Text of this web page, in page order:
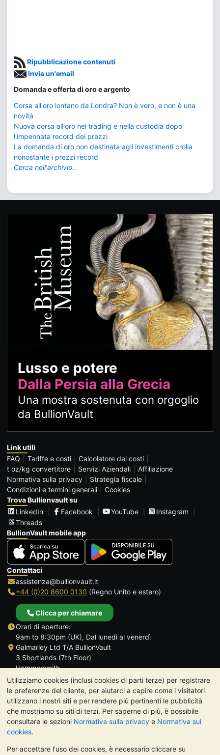
Utilizziamo cookies (inclusi cookies di parti terze) per registrare
le preferenze del cliente, per aiutarci a capire come i visitatori
utilizzano i nostri siti e per rendere più pertinenti le pubblicità
che mostriamo su siti di terzi. Per saperne di più, è possibile
consultare le sezioni Normativa sulla privacy e Normativa sui
cookies.
Per accettare l'uso dei cookies, è necessario cliccare su
Ripubblicazione contenuti
Invia un'email
Domanda e offerta di oro e argento
Corsa all'oro lontano da Londra? Non è vero, e non è una
novità
Nuova corsa all'oro nel trading e nella custodia dopo
l'impennata record dei prezzi
La domanda di oro non destinata agli investimenti crolla
nonostante i prezzi record
Cerca nell'archivio...
Lusso e potere
Dalla Persia alla Grecia
Una mostra sostenuta con orgoglio
da BullionVault
Link utili
FAQ
Tariffe e costi
Calcolatore dei costi
t oz/kg convertitore
Servizi Aziendali
Affiliazione
Normativa sulla privacy
Strategia fiscale
Condizioni e termini generali
Cookies
Trova Bullionvault su
LinkedIn
Facebook YouTube
Instagram
Threads
BullionVault mobile app
Contattaci
assistenza@bullionvault.it
+44 (0)20 8600 0130 (Regno Unito e estero)
Clicca per chiamare
Orari di aperture:
9am to 8:30pm (UK), Dal lunedì al venerdì
Galmarley Ltd T/A BullionVault
3 Shortlands (7th Floor)
Hammersmith
Londra
W6 8DA
Regno Unito
TrustScore 4.7 | 488 recensioni